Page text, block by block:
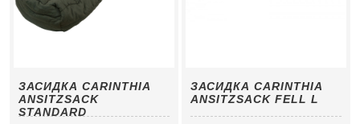
ЗАСИДКА CARINTHIA
ANSITZSACK
STANDARD
ЗАСИДКА CARINTHIA
ANSITZSACK FELL L